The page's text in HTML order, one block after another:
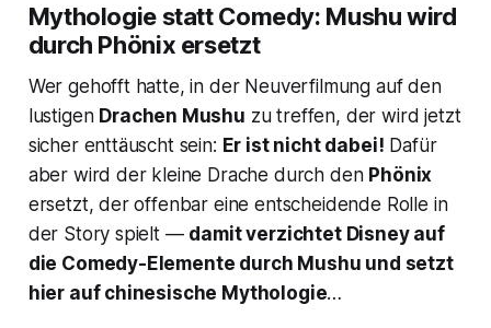
Mythologie statt Comedy: Mushu wird
durch Phönix ersetzt
Wer gehofft hatte, in der Neuverfilmung auf den
lustigen Drachen Mushu zu treffen, der wird jetzt
sicher enttäuscht sein: Er ist nicht dabei! Dafür
aber wird der kleine Drache durch den Phönix
ersetzt, der offenbar eine entscheidende Rolle in
der Story spielt — damit verzichtet Disney auf
die Comedy-Elemente durch Mushu und setzt
hier auf chinesische Mythologie…